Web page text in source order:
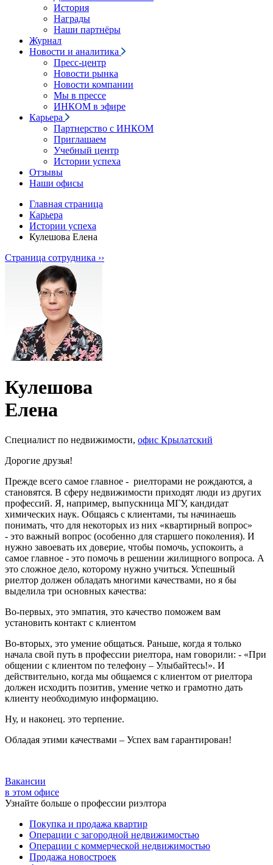
История
Награды
Наши партнёры
Журнал
Новости и аналитика
Пресс-центр
Новости рынка
Новости компании
Мы в прессе
ИНКОМ в эфире
Карьера
Партнерство с ИНКОМ
Приглашаем
Учебный центр
Истории успеха
Отзывы
Наши офисы
Главная страница
Карьера
Истории успеха
Кулешова Елена
Страница сотрудника ››
Кулешова
Елена
Специалист по недвижимости, офис Крылатский
Дорогие друзья!
Прежде всего самое главное - риелторами не рождаются, а
становятся. В сферу недвижимости приходят люди из других
профессий. Я, например, выпускница МГУ, кандидат
химических наук. Общаясь с клиентами, ты начинаешь
понимать, что для некоторых из них «квартирный вопрос»
- это важный вопрос (особенно для старшего поколения). И
нужно завоевать их доверие, чтобы помочь, успокоить, а
самое главное - это помочь в решении жилищного вопроса. А
это сложное дело, которому нужно учиться. Успешный
риелтор должен обладать многими качествами, но я бы
выделила три основных качества:
Во-первых, это эмпатия, это качество поможем вам
установить контакт с клиентом
Во-вторых, это умение общаться. Раньше, когда я только
начала свой путь в профессии риелтора, нам говорили: - «При
общении с клиентом по телефону – Улыбайтесь!». И
действительно, когда мы общаемся с клиентом от риелтора
должен исходить позитив, умение четко и грамотно дать
клиенту необходимую информацию.
Ну, и наконец. это терпение.
Обладая этими качествами – Успех вам гарантирован!
Вакансии
в этом офисе
Узнайте больше о профессии риэлтора
Покупка и продажа квартир
Операции с загородной недвижимостью
Операции с коммерческой недвижимостью
Продажа новостроек